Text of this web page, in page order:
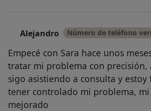
Alejandro Número de teléfono
Empecé con Sara hace unos
tratar mi problema con precisión,
sigo asistiendo a consulta y
tener controlado mi problema,
mejorado